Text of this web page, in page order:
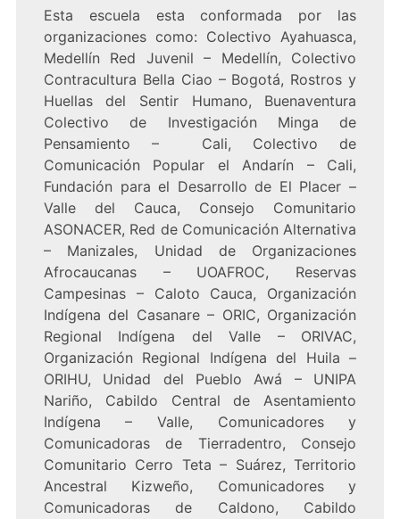
Esta escuela esta conformada por las
organizaciones como: Colectivo Ayahuasca,
Medellín Red Juvenil – Medellín, Colectivo
Contracultura Bella Ciao – Bogotá, Rostros y
Huellas del Sentir Humano, Buenaventura
Colectivo de Investigación Minga de
Pensamiento – Cali, Colectivo de
Comunicación Popular el Andarín – Cali,
Fundación para el Desarrollo de El Placer –
Valle del Cauca, Consejo Comunitario
ASONACER, Red de Comunicación Alternativa
– Manizales, Unidad de Organizaciones
Afrocaucanas – UOAFROC, Reservas
Campesinas – Caloto Cauca, Organización
Indígena del Casanare – ORIC, Organización
Regional Indígena del Valle – ORIVAC,
Organización Regional Indígena del Huila –
ORIHU, Unidad del Pueblo Awá – UNIPA
Nariño, Cabildo Central de Asentamiento
Indígena – Valle, Comunicadores y
Comunicadoras de Tierradentro, Consejo
Comunitario Cerro Teta – Suárez, Territorio
Ancestral Kizweño, Comunicadores y
Comunicadoras de Caldono, Cabildo